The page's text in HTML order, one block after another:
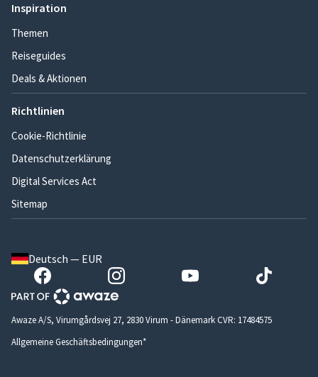
Inspiration
Themen
Reiseguides
Deals & Aktionen
Richtlinien
Cookie-Richtlinie
Datenschutzerklärung
Digital Services Act
Sitemap
Deutsch — EUR
Awaze A/S, Virumgårdsvej 27, 2830 Virum - Dänemark CVR: 17484575
Allgemeine Geschäftsbedingungen*